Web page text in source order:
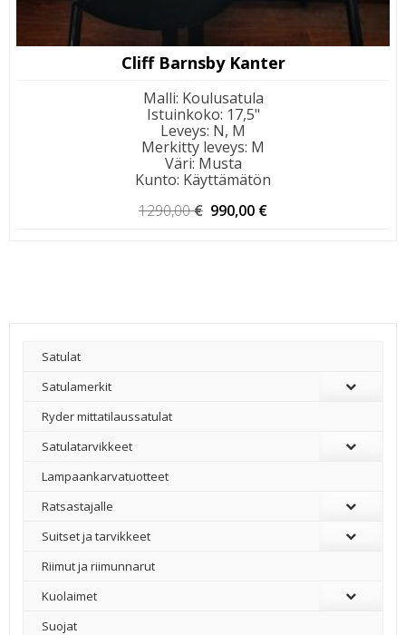
Cliff Barnsby Kanter
Malli: Koulusatula
Istuinkoko: 17,5"
Leveys: N, M
Merkitty leveys: M
Väri: Musta
Kunto: Käyttämätön
1290,00€ Alkuperäinen
990,00 €
Satulat
Satulamerkit
Ryder mittatilaussatulat
Satulatarvikkeet
–
Lampaankarvatuotteet
Ratsastajalle
Suitset ja tarvikkeet
Riimut ja riimunnarut
Kuolaimet
Suojat